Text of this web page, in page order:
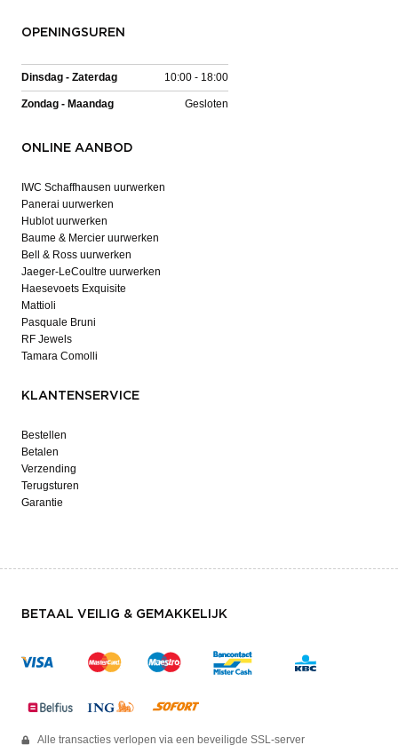
OPENINGSUREN
Dinsdag - Zaterdag 10:00 - 18:00
Zondag - Maandag Gesloten
ONLINE AANBOD
IWC Schaffhausen uurwerken
Panerai uurwerken
Hublot uurwerken
Baume & Mercier uurwerken
Bell & Ross uurwerken
Jaeger-LeCoultre uurwerken
Haesevoets Exquisite
Mattioli
Pasquale Bruni
RF Jewels
Tamara Comolli
KLANTENSERVICE
Bestellen
Betalen
Verzending
Terugsturen
Garantie
BETAAL VEILIG & GEMAKKELIJK
Alle transacties verlopen via een beveiligde SSL-server